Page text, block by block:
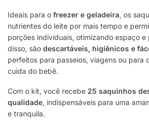
Ideais para o freezer e geladeira, os
nutrientes do leite por mais tempo e
porções individuais, otimizando espaço
disso, são descartáveis, higiênicos e
perfeitos para passeios, viagens ou para
cuida do bebê.
Com o kit, você recebe 25 saquinhos
qualidade, indispensáveis para uma
e tranquila.